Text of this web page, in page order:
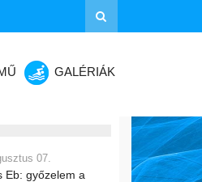
GALÉRIÁK
07.
Eb: győzelem a